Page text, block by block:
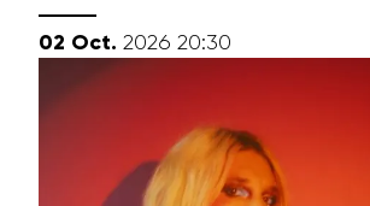
02 octobre
Oct. 2026 20:30